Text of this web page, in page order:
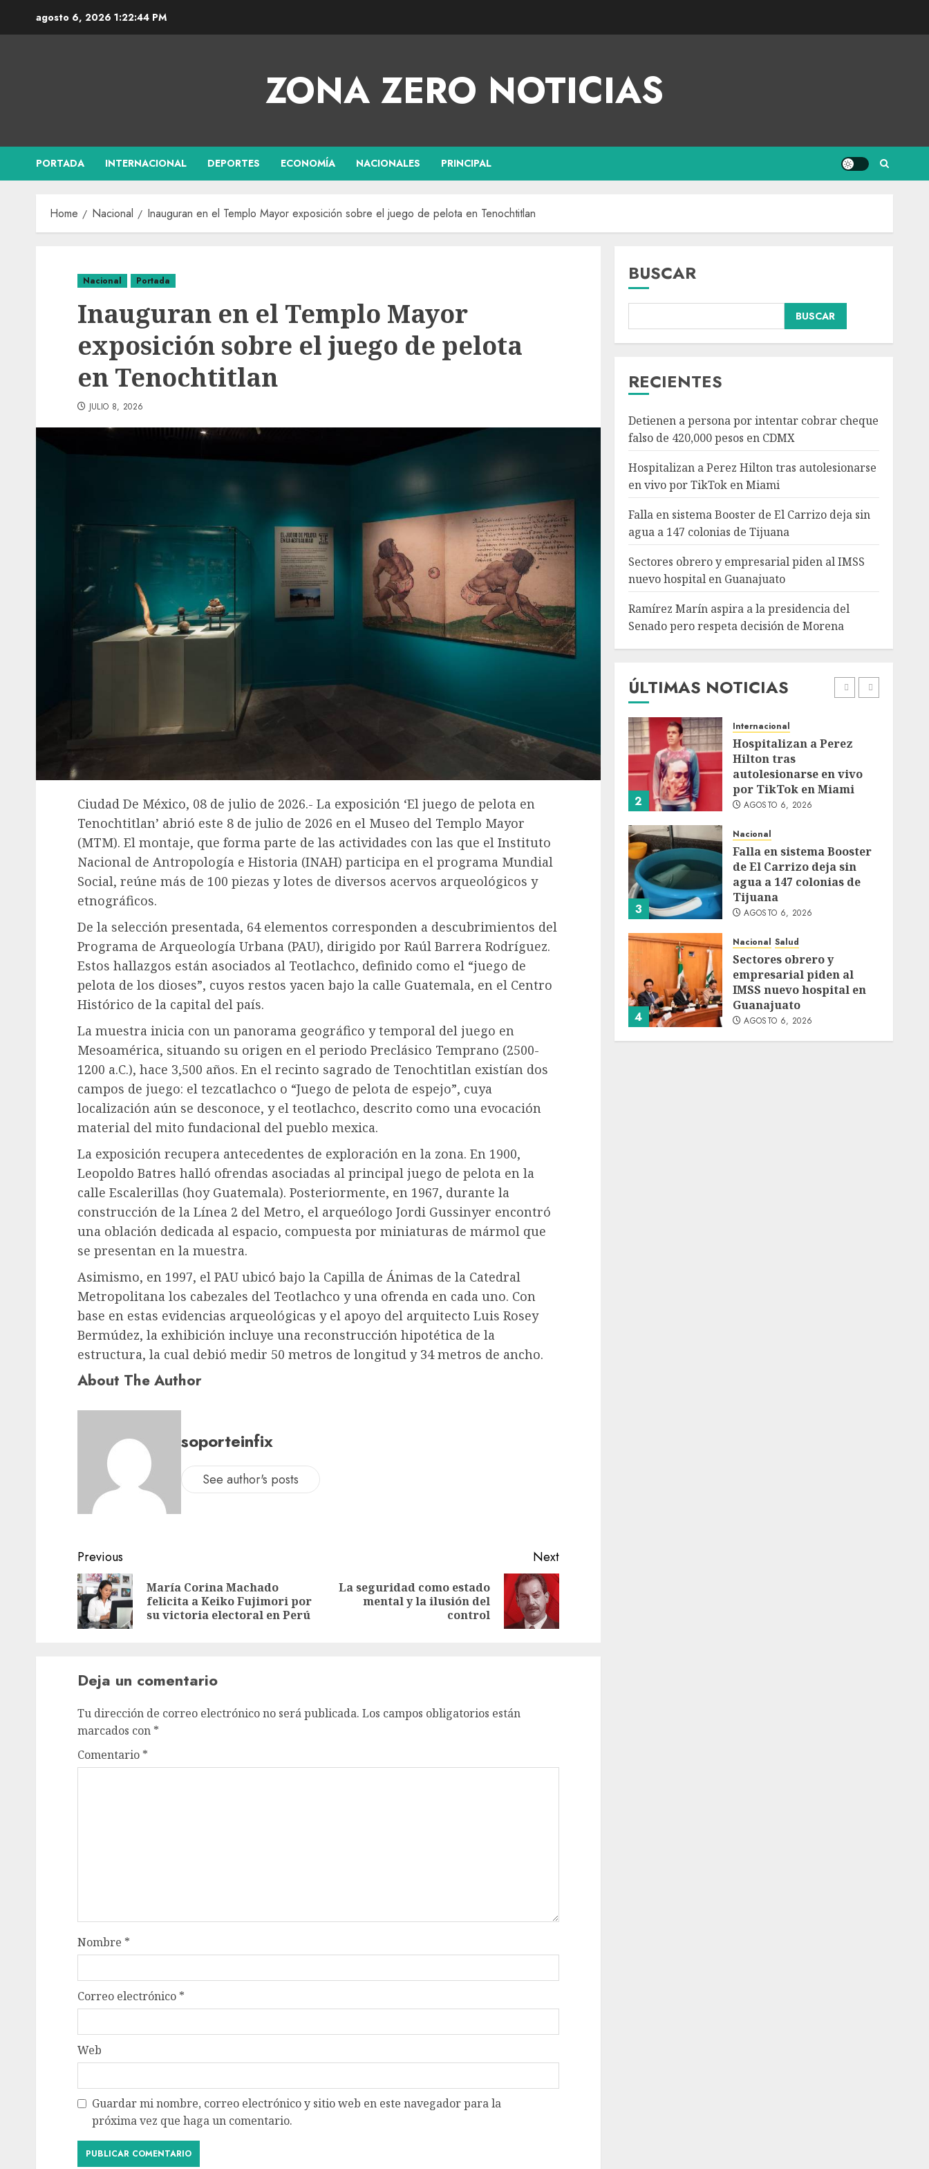
agosto 6, 2026 1:22:45 PM
ZONA ZERO NOTICIAS
PORTADA INTERNACIONAL DEPORTES ECONOMÍA NACIONALES PRINCIPAL
Home Nacional Inauguran en el Templo Mayor exposición sobre el juego de pelota en Tenochtitlan
Nacional Portada
Inauguran en el Templo Mayor
exposición sobre el juego de pelota
en Tenochtitlan
JULIO 8, 2026
Ciudad De México, 08 de julio de 2026.- La exposición ‘El juego de pelota en
Tenochtitlan’ abrió este 8 de julio de 2026 en el Museo del Templo Mayor
(MTM). El montaje, que forma parte de las actividades con las que el Instituto
Nacional de Antropología e Historia (INAH) participa en el programa Mundial
Social, reúne más de 100 piezas y lotes de diversos acervos arqueológicos y
etnográficos.
De la selección presentada, 64 elementos corresponden a descubrimientos del
Programa de Arqueología Urbana (PAU), dirigido por Raúl Barrera Rodríguez.
Estos hallazgos están asociados al Teotlachco, definido como el “juego de
pelota de los dioses”, cuyos restos yacen bajo la calle Guatemala, en el Centro
Histórico de la capital del país.
La muestra inicia con un panorama geográfico y temporal del juego en
Mesoamérica, situando su origen en el periodo Preclásico Temprano (2500-
1200 a.C.), hace 3,500 años. En el recinto sagrado de Tenochtitlan existían dos
campos de juego: el tezcatlachco o “Juego de pelota de espejo”, cuya
localización aún se desconoce, y el teotlachco, descrito como una evocación
material del mito fundacional del pueblo mexica.
La exposición recupera antecedentes de exploración en la zona. En 1900,
Leopoldo Batres halló ofrendas asociadas al principal juego de pelota en la
calle Escalerillas (hoy Guatemala). Posteriormente, en 1967, durante la
construcción de la Línea 2 del Metro, el arqueólogo Jordi Gussinyer encontró
una oblación dedicada al espacio, compuesta por miniaturas de mármol que
se presentan en la muestra.
Asimismo, en 1997, el PAU ubicó bajo la Capilla de Ánimas de la Catedral
Metropolitana los cabezales del Teotlachco y una ofrenda en cada uno. Con
base en estas evidencias arqueológicas y el apoyo del arquitecto Luis Rosey
Bermúdez, la exhibición incluye una reconstrucción hipotética de la
estructura, la cual debió medir 50 metros de longitud y 34 metros de ancho.
About The Author
soporteinfix
See author's posts
Previous
María Corina Machado
felicita a Keiko Fujimori por
su victoria electoral en Perú
Next
La seguridad como estado
mental y la ilusión del
control
Deja un comentario
Tu dirección de correo electrónico no será publicada. Los campos obligatorios están
marcados con *
Comentario *
Nombre *
Correo electrónico *
Web
Guardar mi nombre, correo electrónico y sitio web en este navegador para la
próxima vez que haga un comentario.
BUSCAR
BUSCAR
RECIENTES
Detienen a persona por intentar cobrar cheque
falso de 420,000 pesos en CDMX
Hospitalizan a Perez Hilton tras autolesionarse
en vivo por TikTok en Miami
Falla en sistema Booster de El Carrizo deja sin
agua a 147 colonias de Tijuana
Sectores obrero y empresarial piden al IMSS
nuevo hospital en Guanajuato
Ramírez Marín aspira a la presidencia del
Senado pero respeta decisión de Morena
ÚLTIMAS NOTICIAS
Falla en sistema Booster
de El Carrizo deja sin
agua a 147 colonias de
Sectores obrero y
empresarial piden al
IMSS nuevo hospital en
Guanajuato
AGOSTO 6, 2026
5
Nacional
Ramírez Marín aspira a
la presidencia del
Senado pero respeta
decisión de Morena
AGOSTO 6, 2026
1
Nacional
intentar cobrar cheque
CDMX
AGOSTO 6, 2026
2
Internacional
Hospitalizan a Perez
Hilton tras
autolesionarse en vivo
por TikTok en Miami
AGOSTO 6, 2026
3
Nacional
Falla en sistema Booster
de El Carrizo deja sin
agua a 147 colonias de
Tijuana
AGOSTO 6, 2026
4
Nacional Salud
Sectores obrero y
empresarial piden al
IMSS nuevo hospital en
Guanajuato
AGOSTO 6, 2026